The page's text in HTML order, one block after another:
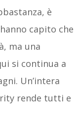
è
capito che
ma una
si continua a
Un’intera
rende tutti e